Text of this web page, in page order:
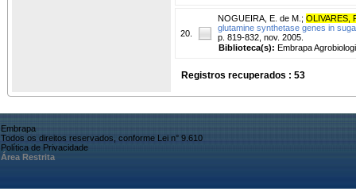
20.
NOGUEIRA, E. de M. ; OLIVARES,
glutamine synthetase genes in
p. 819-832, nov. 2005.
Biblioteca(s): Embrapa
Registros recuperados : 53
Embrapa
Todos os direitos reservados, conforme Lei n° 9.610
Política de Privacidade
Área Restrita